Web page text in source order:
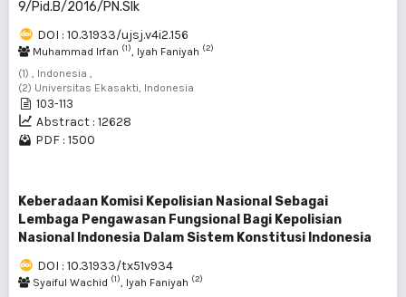
9/Pid.B/2016/PN.Slk
DOI : 10.31933/ujsj.v4i2.156
Muhammad Irfan (1) , Iyah Faniyah (2)
(1) , Indonesia ,
(2) Universitas Ekasakti, Indonesia
103-113
Abstract : 12628
PDF : 1500
Keberadaan Komisi Kepolisian Nasional Sebagai
Lembaga Pengawasan Fungsional Bagi Kepolisian
Nasional Indonesia Dalam Sistem Konstitusi Indonesia
DOI : 10.31933/tx51v934
Syaiful Wachid (1) , Iyah Faniyah (2)